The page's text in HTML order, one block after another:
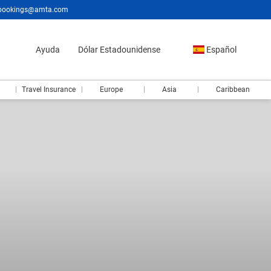
Ayuda Dólar Estadounidense Español
Travel Insurance Europe Asia Caribbean